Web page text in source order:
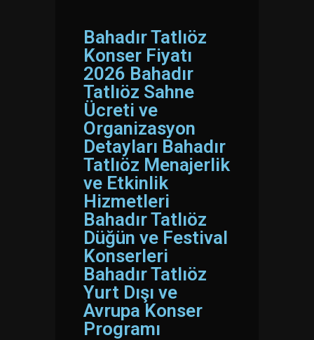
Bahadır Tatlıöz
Konser Fiyatı
2026 Bahadır
Tatlıöz Sahne
Ücreti ve
Organizasyon
Detayları Bahadır
Tatlıöz Menajerlik
ve Etkinlik
Hizmetleri
Bahadır Tatlıöz
Düğün ve Festival
Konserleri
Bahadır Tatlıöz
Yurt Dışı ve
Avrupa Konser
Programı